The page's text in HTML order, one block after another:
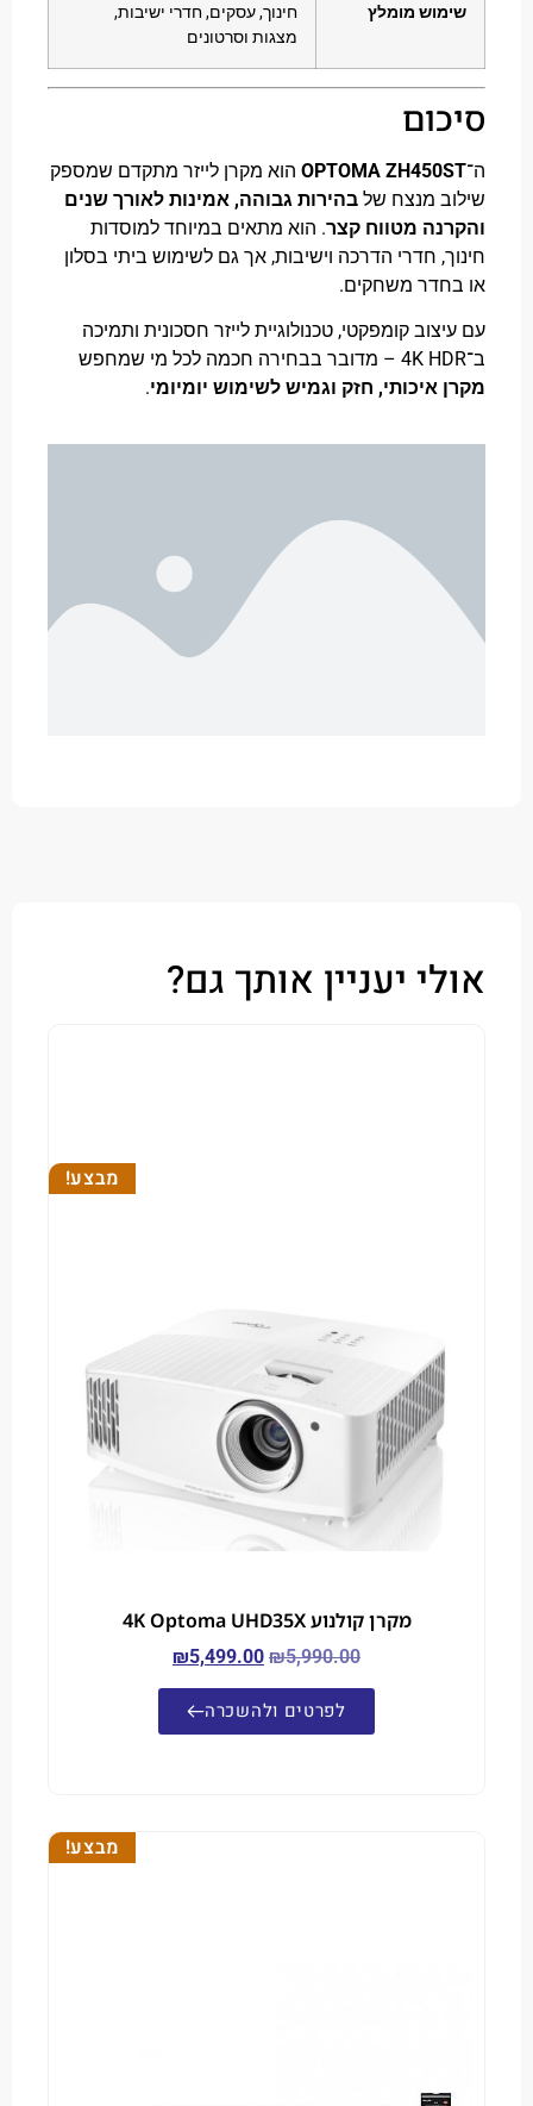
מומלץ
חינוך, עסקים, חדרי ישיבות,
מצגות וסרטונים
OPTOMAהוא מקרן לייזר מתקדם שמספק
מנצח שלבהירות גבוהה, אמינות לאורך שנים
מטווח קצר. הוא מתאים במיוחד למוסדות
חדרי הדרכה וישיבות, אך גם לשימוש ביתי בסלון
משחקים.
קומפקטי, טכנולוגיית לייזר חסכונית ותמיכה
חזק וגמיש לשימוש יומיומי.
יעניין אותך גם?
מקרן קולנוע 4K Optoma UHD35X
₪
₪5,499.00
לפרטים ולהשכרה